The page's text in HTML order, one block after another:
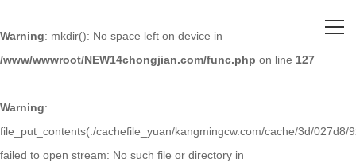
Warning: mkdir(): No space left on device in
/www/wwwroot/NEW14chongjian.com/func.php on line 127
Warning:
file_put_contents(./cachefile_yuan/kangmingcw.com/cache/3d/027d8/
failed to open stream: No such file or directory in
关于草莓视频APP官网
主营产品